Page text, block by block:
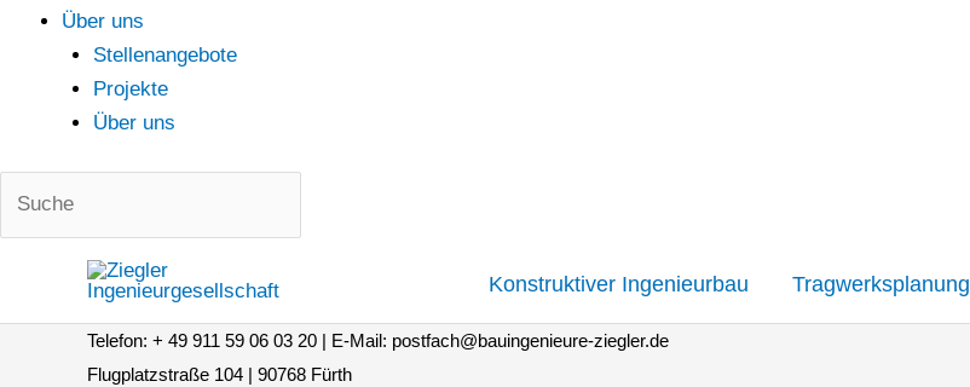
Über uns
Stellenangebote
Projekte
Über uns
Konstruktiver Ingenieurbau Tragwerksplanung
Telefon: + 49 911 59 06 03 20 | E-Mail: postfach@bauingenieure-ziegler.de
Flugplatzstraße 104 | 90768 Fürth